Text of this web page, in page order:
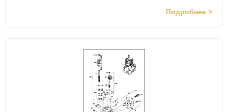
Подробнее >